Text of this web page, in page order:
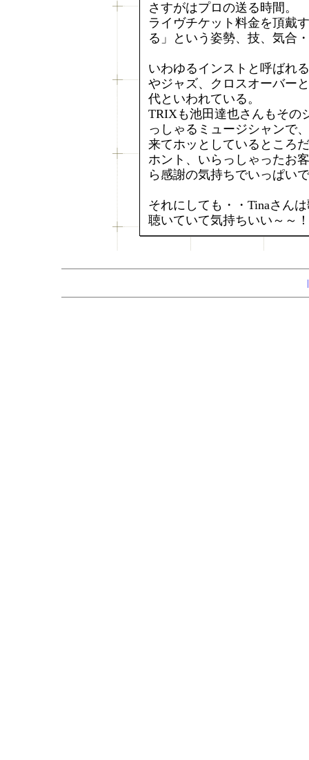
さすがはプロの送る時間。
ライヴチケット料金を頂戴
る」という姿勢、技、気合
いわゆるインストと呼ばれ
やジャズ、クロスオーバー
代といわれている。
TRIXも池田達也さんもその
っしゃるミュージシャンで
来てホッとしているところ
ホント、いらっしゃったお
ら感謝の気持ちでいっぱい
それにしても・・Tinaさん
聴いていて気持ちいい～～！